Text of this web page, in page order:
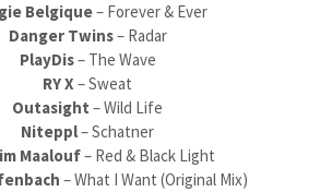
Belgique– Forever & Ever
Danger Twins– Radar
PlayDis– The Wave
RY X – Sweat
Outasight – Wild Life
Niteppl– Schatner
Maalouf– Red & Black Light
– What I Want (Original Mix)